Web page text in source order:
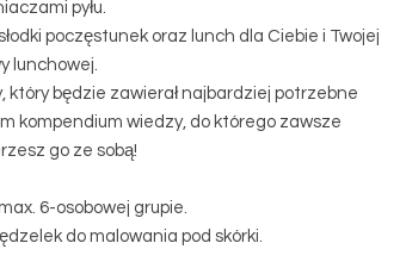
pyłu.
poczęstunek oraz lunch dla Ciebie i Twojej
lunchowej.
który będzie zawierał najbardziej potrzebne
kompendium wiedzy, do którego zawsze
go ze sobą!
6-osobowej grupie.
do malowania pod skórki.